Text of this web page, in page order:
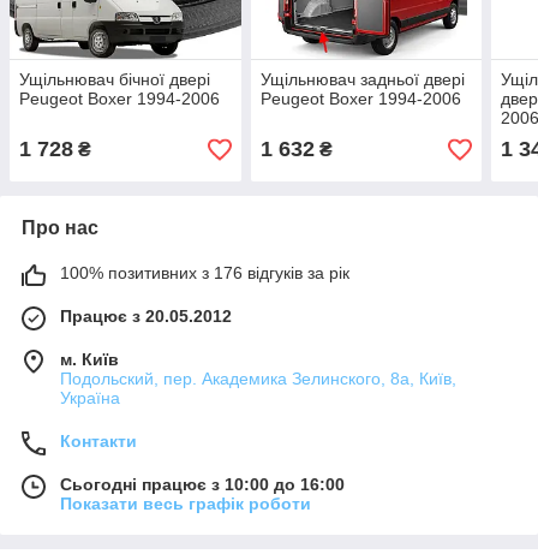
Ущільнювач бічної двері
Peugeot Boxer 1994-2006
1 728 ₴
Ущільнювач задньої двері
Peugeot Boxer 1994-2006
1 632₴ 1
Про нас
100% позитивних з 176 відгуків за рік
Працює з 20.05.2012
м. Київ
Подольский, пер. Академика Зелинского, 8а, Київ,
Україна
Контакти
Сьогодні працює з 10:00 до 16:00
Показати весь графік роботи